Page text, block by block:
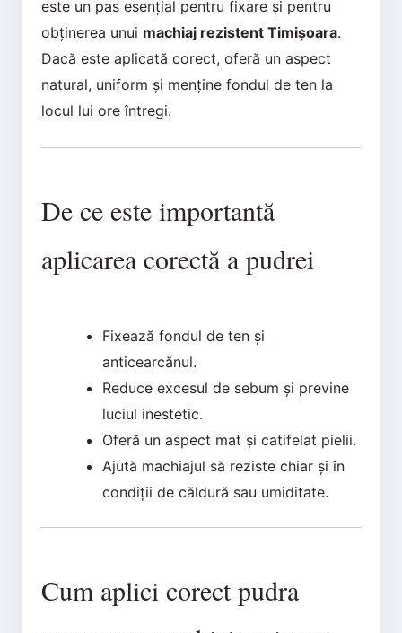
este un pas esențial pentru fixare și pentru
obținerea unui machiaj rezistent Timișoara.
Dacă este aplicată corect, oferă un aspect
natural, uniform și menține fondul de ten la
locul lui ore întregi.
De ce este importantă
aplicarea corectă a pudrei
Fixează fondul de ten și
anticearcănul.
Reduce excesul de sebum și previne
luciul inestetic.
Oferă un aspect mat și catifelat pielii.
Ajută machiajul să reziste chiar și în
condiții de căldură sau umiditate.
Cum aplici corect pudra